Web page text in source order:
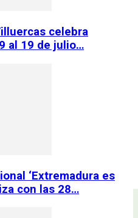
celebra
al 19 de julio…
‘Extremadura es
con las 28…